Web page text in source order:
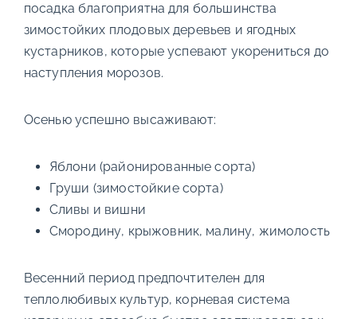
посадка благоприятна для большинства
зимостойких плодовых деревьев и ягодных
кустарников, которые успевают укорениться до
наступления морозов.
Осенью успешно высаживают:
Яблони (районированные сорта)
Груши (зимостойкие сорта)
Сливы и вишни
Смородину, крыжовник, малину, жимолость
Весенний период предпочтителен для
теплолюбивых культур, корневая система